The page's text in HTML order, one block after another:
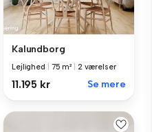
Kalundborg
Lejlighed 75 m² 2 værelser
11.195 kr Se mere